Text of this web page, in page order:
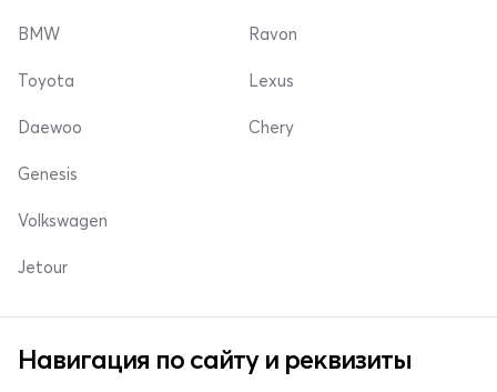
BMW
Toyota
Daewoo
Ravon
Lexus
Chery
Genesis
Volkswagen
Jetour
Навигация по сайту и реквизиты